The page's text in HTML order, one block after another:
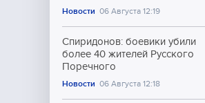
Новости 06 Августа 12:19
Спиридонов: боевики убили
более 40 жителей Русского
Поречного
Новости 06 Августа 12:18